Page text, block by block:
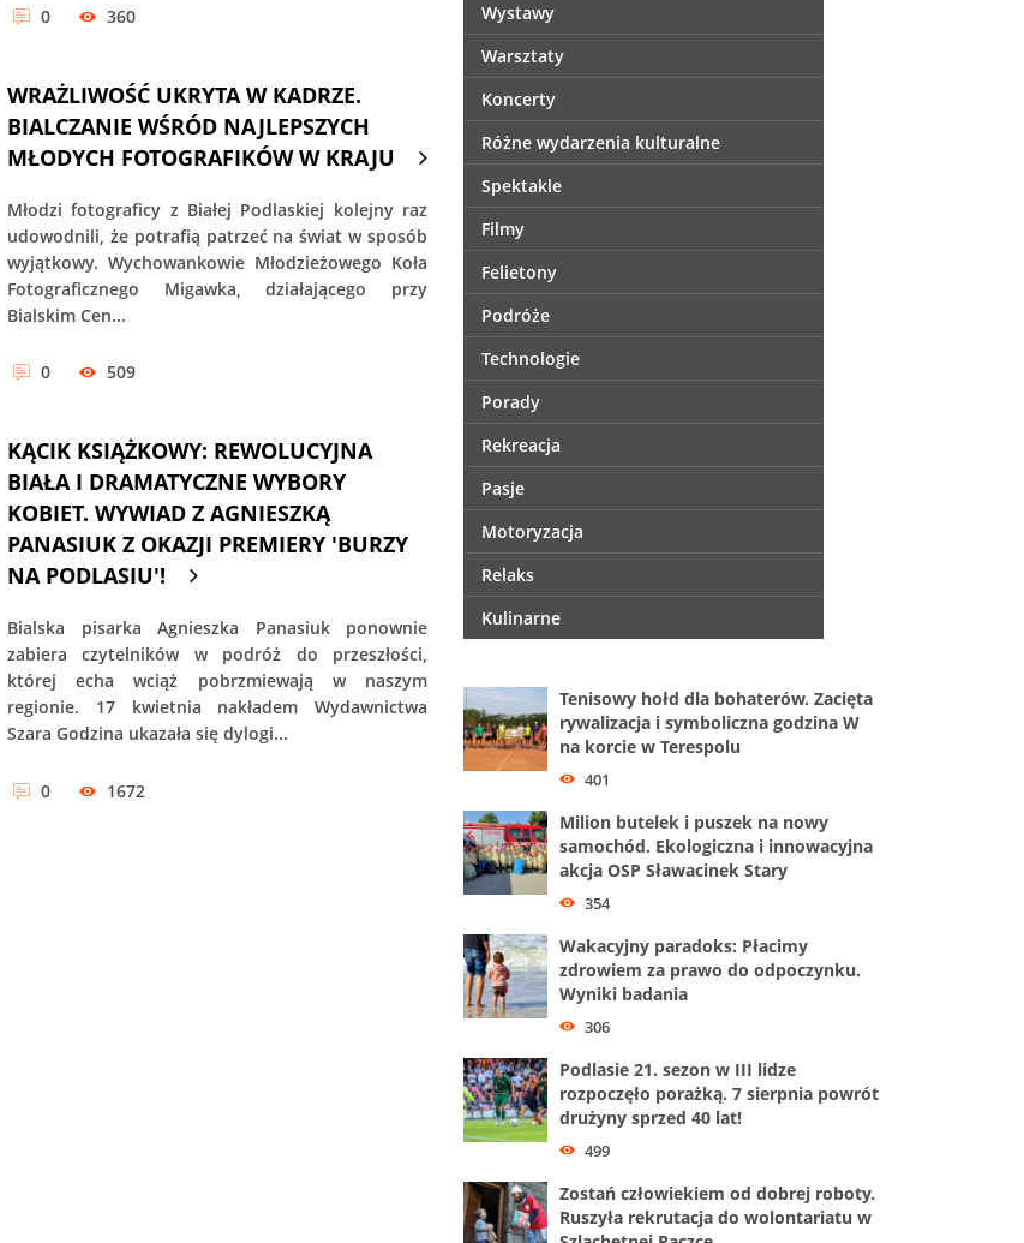
0 360
WRAŻLIWOŚĆ UKRYTA W KADRZE.
BIALCZANIE WŚRÓD NAJLEPSZYCH
MŁODYCH FOTOGRAFIKÓW W KRAJU
Młodzi fotograficy z Białej Podlaskiej kolejny raz
udowodnili, że potrafią patrzeć na świat w sposób
wyjątkowy. Wychowankowie Młodzieżowego Koła
Fotograficznego Migawka, działającego przy
Bialskim Cen...
0 509
KĄCIK KSIĄŻKOWY: REWOLUCYJNA
BIAŁA I DRAMATYCZNE WYBORY
KOBIET. WYWIAD Z AGNIESZKĄ
PANASIUK Z OKAZJI PREMIERY 'BURZY
NA PODLASIU'!
Bialska pisarka Agnieszka Panasiuk ponownie
zabiera czytelników w podróż do przeszłości,
której echa wciąż pobrzmiewają w naszym
regionie. 17 kwietnia nakładem Wydawnictwa
Szara Godzina ukazała się dylogi...
0 1672
Wystawy
Warsztaty
Koncerty
Różne wydarzenia kulturalne
Spektakle
Filmy
Felietony
Podróże
Technologie
Porady
Rekreacja
Pasje
Motoryzacja
Relaks
Kulinarne
Tenisowy hołd dla bohaterów. Zacięta
rywalizacja i symboliczna godzina W
na korcie w Terespolu
401
Milion butelek i puszek na nowy
samochód. Ekologiczna i innowacyjna
akcja OSP Sławacinek Stary
354
Wakacyjny paradoks: Płacimy
zdrowiem za prawo do odpoczynku.
Wyniki badania
306
Podlasie 21. sezon w III lidze
rozpoczęło porażką. 7 sierpnia powrót
drużyny sprzed 40 lat!
499
Zostań człowiekiem od dobrej roboty.
Ruszyła rekrutacja do wolontariatu w